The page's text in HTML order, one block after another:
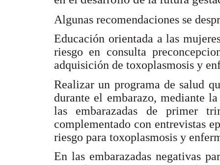
Algunas recomendaciones se
Educación orientada a las
riesgo en consulta
adquisición de toxoplasmosis y
Realizar un programa de salud
durante el embarazo, mediante
las embarazadas de primer
complementado con entrevistas
riesgo para toxoplasmosis y
En las embarazadas negativas